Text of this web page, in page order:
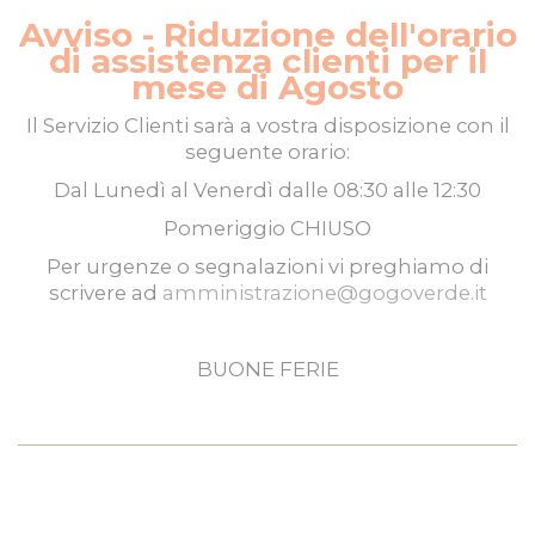
Avviso - Riduzione dell'orario
di assistenza clienti per il
mese di Agosto
Il Servizio Clienti sarà a vostra disposizione con il
seguente orario:
Dal Lunedì al Venerdì dalle 08:30 alle 12:30
Pomeriggio CHIUSO
Per urgenze o segnalazioni vi preghiamo di
scrivere ad amministrazione@gogoverde.it
BUONE FERIE